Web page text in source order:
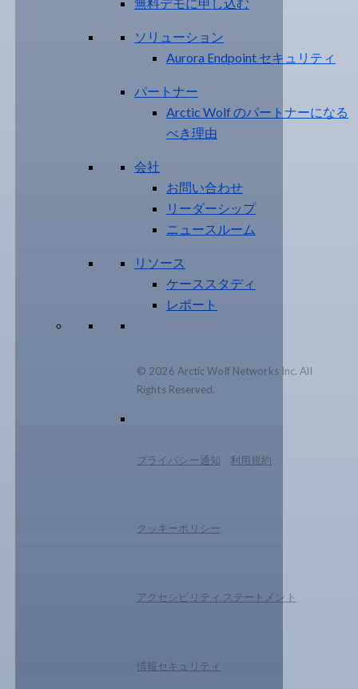
ソリューション
Aurora Endpoint セキュリティ
パートナー
Arctic Wolf のパートナーになる
べき理由
会社
お問い合わせ
リーダーシップ
ニュースルーム
リソース
ケーススタディ
レポート
© 2026 Arctic Wolf Networks Inc. All
Rights Reserved.
プライバシー通知 利用規約
クッキーポリシー
アクセシビリティ ステートメント
情報セキュリティ